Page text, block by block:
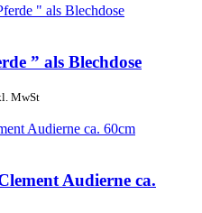
” als Blechdose
MwSt
Audierne ca.